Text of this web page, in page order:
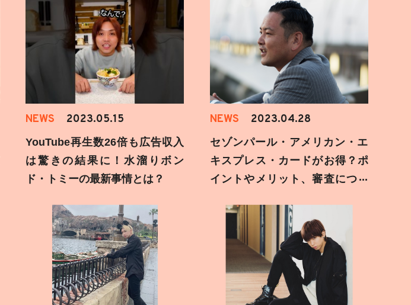
NEWS 2023.05.15
YouTube再生数26倍も広告収入
は驚きの結果に！水溜りボン
ド・トミーの最新事情とは？
NEWS 2023.04.28
セゾンパール・アメリカン・エ
キスプレス・カードがお得？ポ
イントやメリット、審査につい
中】